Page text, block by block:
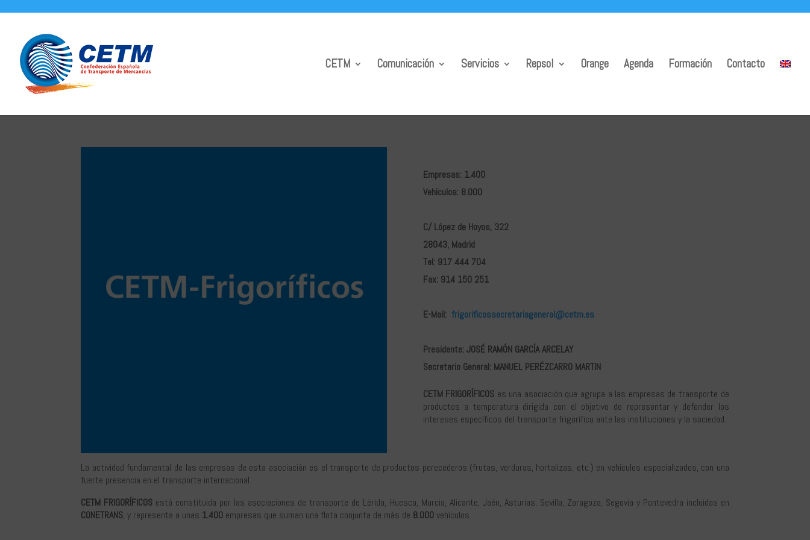
CETM Comunicación Servicios Repsol Orange Agenda Formación Contacto
Empresas: 1.400
Vehículos: 8.000
C/ López de Hoyos, 322
28043, Madrid
Tel: 917 444 704
Fax: 914 150 251
E-Mail: frigorificossecretariageneral@cetm.es
Presidente: JOSÉ RAMÓN GARCÍA ARCELAY
Secretario General: MANUEL PERÉZCARRO MARTIN
CETM FRIGORÍFICOS es una asociación que agrupa a las empresas de transporte de
productos a temperatura dirigida con el objetivo de representar y defender los
intereses específicos del transporte frigorífico ante las instituciones y la sociedad.
La actividad fundamental de las empresas de esta asociación es el transporte de productos perecederos (frutas, verduras, hortalizas, etc.) en vehículos especializados, con una
fuerte presencia en el transporte internacional.
CETM FRIGORÍFICOS está constituida por las asociaciones de transporte de Lérida, Huesca, Murcia, Alicante, Jaén, Asturias, Sevilla, Zaragoza, Segovia y Pontevedra incluidas en
CONETRANS, y representa a unas 1.400 empresas que suman una flota conjunta de más de 8.000vehículos.